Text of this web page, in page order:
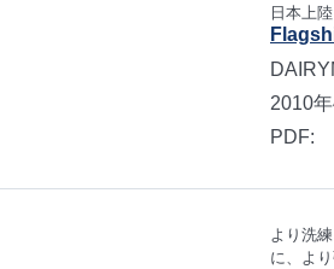
日本上陸
2010
PDF:
より洗
に、よ